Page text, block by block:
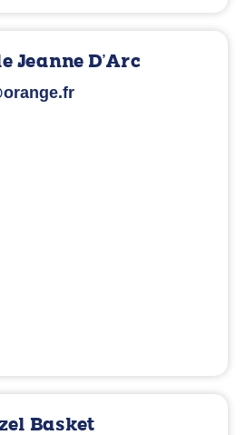
Jeanne D'Arc
Basket